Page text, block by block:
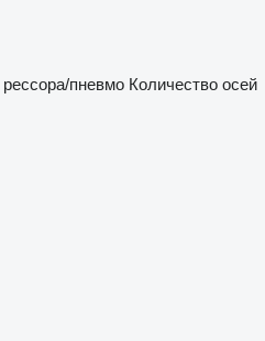
рессора/пневмо Количество осей